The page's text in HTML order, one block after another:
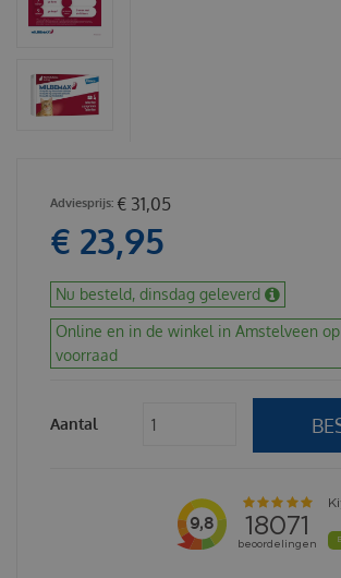
€ 31,05
€ 23,95
Nu besteld, dinsdag geleverd
Online en in de winkel in Amstelveen op
voorraad
Aantal